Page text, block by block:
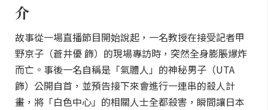
介
故事從一場直播節目開始說起，一名教授在接受記者甲
野京子（蒼井優 飾）的現場專訪時，突然全身膨脹爆炸
而亡。事後一名自稱是「氣體人」的神秘男子（UTA
飾）公開自首，並預告接下來會進行一連串的殺人計
畫，將「白色中心」的相關人士全都殺害，瞬間讓日本